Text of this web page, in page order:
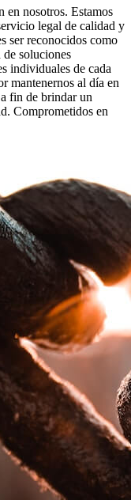
en nosotros. Estamos
legal de calidad y
ser reconocidos como
soluciones
individuales de cada
mantenernos al día en
fin de brindar un
Comprometidos en